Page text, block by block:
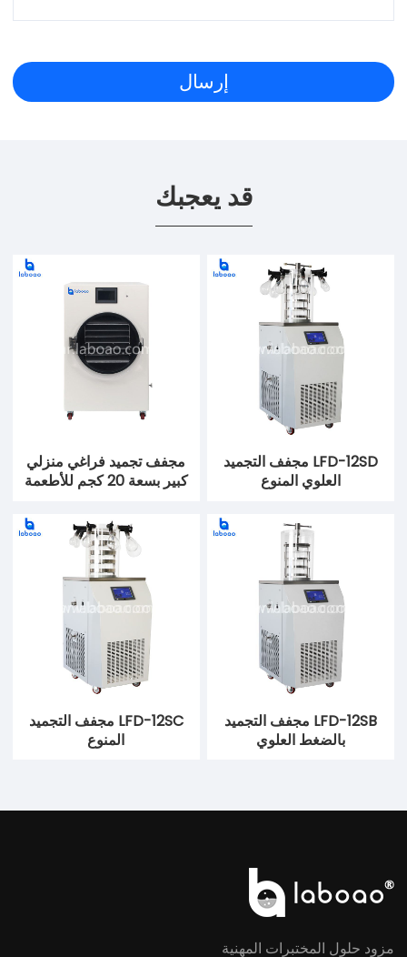
قد يعجبك
مجفف تجميد فراغي منزلي
كبير بسعة 20 كجم للأطعمة
LFD-12SD مجفف التجميد
العلوي المنوع
LFD-12SC مجفف التجميد
المنوع
LFD-12SB مجفف التجميد
بالضغط العلوي
مزود حلول المختبرات المهنية